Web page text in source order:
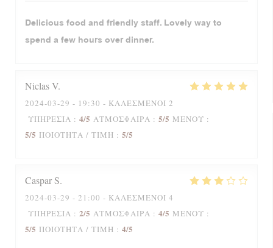
Delicious food and friendly staff. Lovely way to
spend a few hours over dinner.
NiclasV
2024-03-29 - 19:30 - ΚΑΛΕΣΜΈΝΟΙ 2
ΥΠΗΡΕΣΊΑ : 4/5 ΑΤΜΌΣΦΑΙΡΑ : 5/5 ΜΕΝΟΎ :
5/5 ΠΟΙΌΤΗΤΑ / ΤΙΜΉ : 5/5
Caspar S
2024-03-29 - 21:00 - ΚΑΛΕΣΜΈΝΟΙ 4
ΥΠΗΡΕΣΊΑ : 2/5 ΑΤΜΌΣΦΑΙΡΑ : 4/5 ΜΕΝΟΎ :
5/5 ΠΟΙΌΤΗΤΑ / ΤΙΜΉ : 4/5